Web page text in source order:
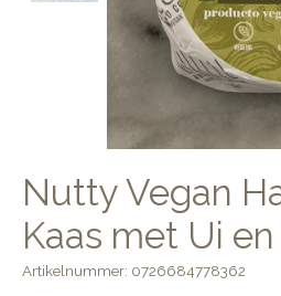
Nutty Vegan
Kaas met Ui
Artikelnummer: 0726684778362